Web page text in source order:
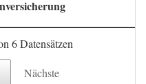
6 Datensätzen
Nächste